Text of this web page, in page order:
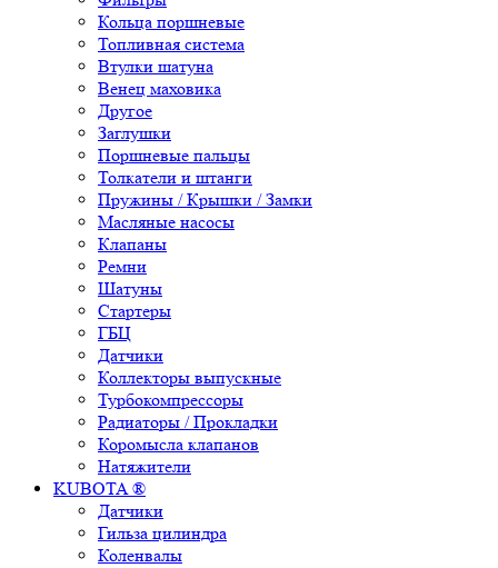
Кольца поршневые
Топливная система
Втулки шатуна
Венец маховика
Другое
Заглушки
Поршневые пальцы
Толкатели и штанги
Пружины / Крышки / Замки
Масляные насосы
Клапаны
Ремни
Шатуны
Стартеры
ГБЦ
Датчики
Коллекторы выпускные
Турбокомпрессоры
Радиаторы / Прокладки
Коромысла клапанов
Натяжители
KUBOTA ®
Датчики
Гильза цилиндра
Коленвалы